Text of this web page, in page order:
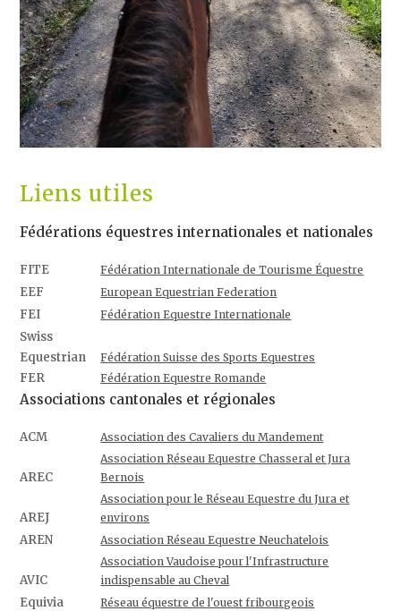
Liens utiles
Fédérations équestres internationales et nationales
FITE Fédération Internationale de Tourisme Équestre
EEF European Equestrian Federation
FEI Fédération Equestre Internationale
Swiss
Equestrian
Fédération Suisse des Sports Equestres
FER Fédération Equestre Romande
Associations cantonales et régionales
ACM Association des Cavaliers du Mandement
AREC
Association Réseau Equestre Chasseral et Jura
Bernois
AREJ
Association pour le Réseau Equestre du Jura et
environs
AREN Association Réseau Equestre Neuchatelois
AVIC
Association Vaudoise pour l'Infrastructure
indispensable au Cheval
Equivia Réseau équestre de l'ouest fribourgeois